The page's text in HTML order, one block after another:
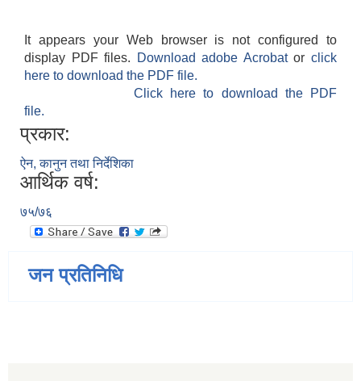
It appears your Web browser is not configured to
display PDF files.
Download adobe Acrobatorclick
here to download the PDF file.
Click here to download the PDF
file.
प्रकार:
ऐन, कानुन तथा निर्देशिका
आर्थिक वर्ष:
७५/७६
जन प्रतिनिधि